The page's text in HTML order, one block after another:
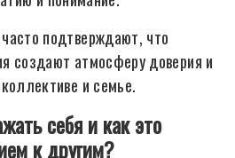
подтверждают, что
создают атмосферу доверия и
и семье.
себя и как это
к другим?